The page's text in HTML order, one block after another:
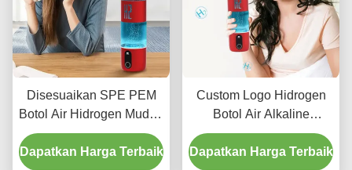
Disesuaikan SPE PEM
Botol Air Hidrogen Mudah
Bersih Dengan Laser
Printing Logo
Dapatkan Harga Terbaik
Custom Logo Hidrogen
Botol Air Alkaline
Hidrogen Botol Generator
800g
Dapatkan Harga Terbaik